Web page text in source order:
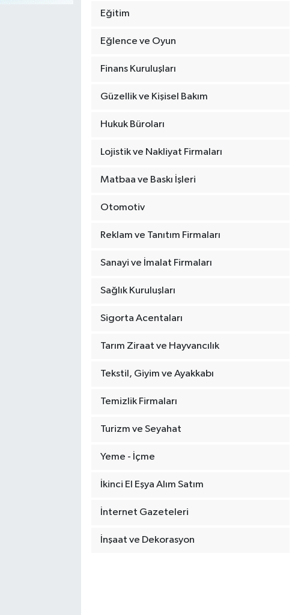
Eğitim
Eğlence ve Oyun
Finans Kuruluşları
Güzellik ve Kişisel Bakım
Hukuk Büroları
Lojistik ve Nakliyat Firmaları
Matbaa ve Baskı İşleri
Otomotiv
Reklam ve Tanıtım Firmaları
Sanayi ve İmalat Firmaları
Sağlık Kuruluşları
Sigorta Acentaları
Tarım Ziraat ve Hayvancılık
Tekstil, Giyim ve Ayakkabı
Temizlik Firmaları
Turizm ve Seyahat
Yeme - İçme
İkinci El Eşya Alım Satım
İnternet Gazeteleri
İnşaat ve Dekorasyon